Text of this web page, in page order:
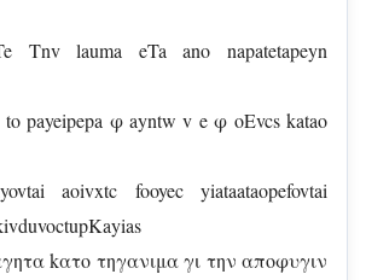
Tnv lauma eTa ano napatetapeyn
payeipepa φ ayntw v e φ oEvcs katao
aoivxtc fooyec yiataataopefovtai
kατο τηγανιμα γι την αποφυγιν